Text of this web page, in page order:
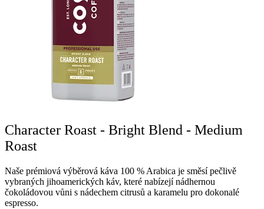
Character Roast - Bright Blend - Medium
Roast
Naše prémiová výběrová káva 100 % Arabica je směsí pečlivě
vybraných jihoamerických káv, které nabízejí nádhernou
čokoládovou vůni s nádechem citrusů a karamelu pro dokonalé
espresso.